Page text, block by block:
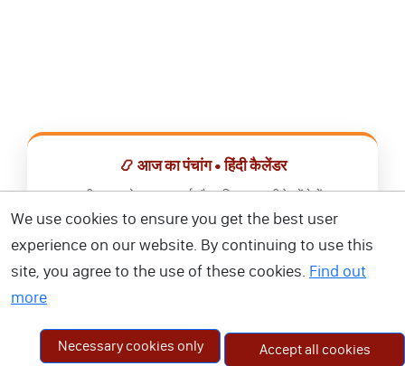
📿 आज का पंचांग • हिंदी कैलेंडर
सभी व्रत, त्योहार, शुभ मुहूर्त और राशिफल एक ही ऐप में देखें।
📅 हिंदी कैलेंडर ऐप डाउनलोड करें
We use cookies to ensure you get the best user
experience on our website. By continuing to use this
site, you agree to the use of these cookies. Find out
more
Necessary cookies only Accept all cookies